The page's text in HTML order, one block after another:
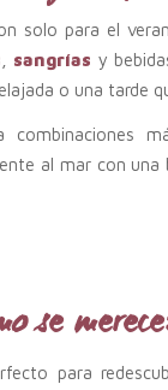
solo para el
sangrías y
o una tarde
combinaciones
al mar con
se
para